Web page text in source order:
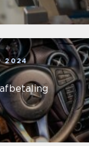
2024